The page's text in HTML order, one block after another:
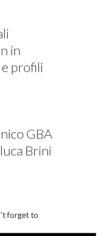
in
profili
GBA
Brini
forget to